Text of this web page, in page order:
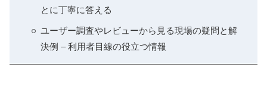
とに丁寧に答える
ユーザー調査やレビューから見る現場の疑問と解
決例 – 利用者目線の役立つ情報